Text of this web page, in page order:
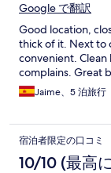
Google で翻訳
Good location,
thick of it. Next to
convenient. Clean
complains. Great
Jaime、5 泊旅行
宿泊者限定の口コミ
10/10 (最高